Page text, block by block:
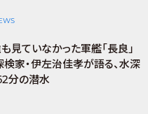
見ていなかった軍艦「長良」
検家・伊左治佳孝が語る、水深
分の潜水